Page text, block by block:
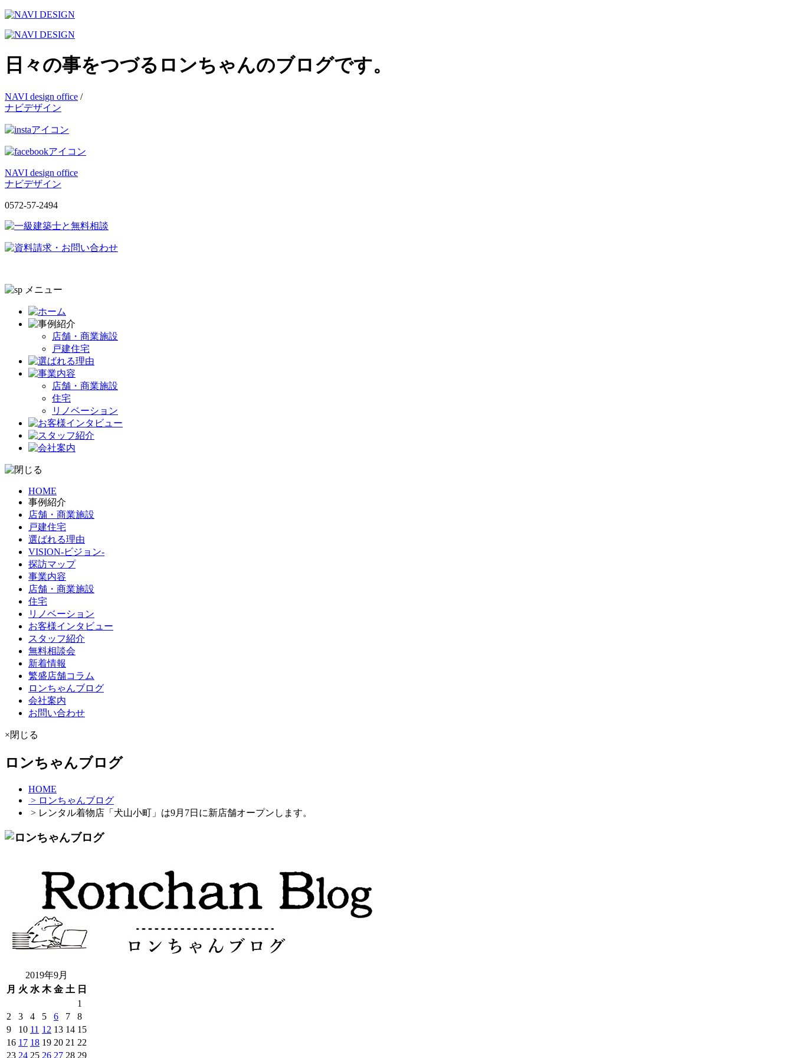
日々の事をつづるロンちゃんのブログです。
NAVI design office /
ナビデザイン
NAVI design office
ナビデザイン
0572-57-2494
店舗・商業施設
戸建住宅
店舗・商業施設
住宅
リノベーション
HOME
事例紹介
店舗・商業施設
戸建住宅
選ばれる理由
VISION-ビジョン-
探訪マップ
事業内容
店舗・商業施設
住宅
リノベーション
お客様インタビュー
スタッフ紹介
無料相談会
新着情報
繁盛店舗コラム
ロンちゃんブログ
会社案内
お問い合わせ
×閉じる
ロンちゃんブログ
HOME
> ロンちゃんブログ
> レンタル着物店「犬山小町」は9月7日に新店舗オープンします。
2019年9月
月 火 水 木 金 土 日
1
2
3 4 5 6 7
8
9
10 11 12 13 14 15
16 17 18 19 20 21 22
23 24 25 26 27 28 29